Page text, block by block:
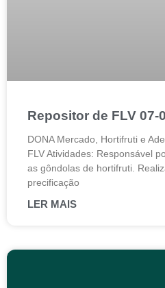
Repositor de FLV 07-
DONA Mercado, Hortifruti e
FLV Atividades: Responsável
as gôndolas de hortifruti.
precificação
LER MAIS